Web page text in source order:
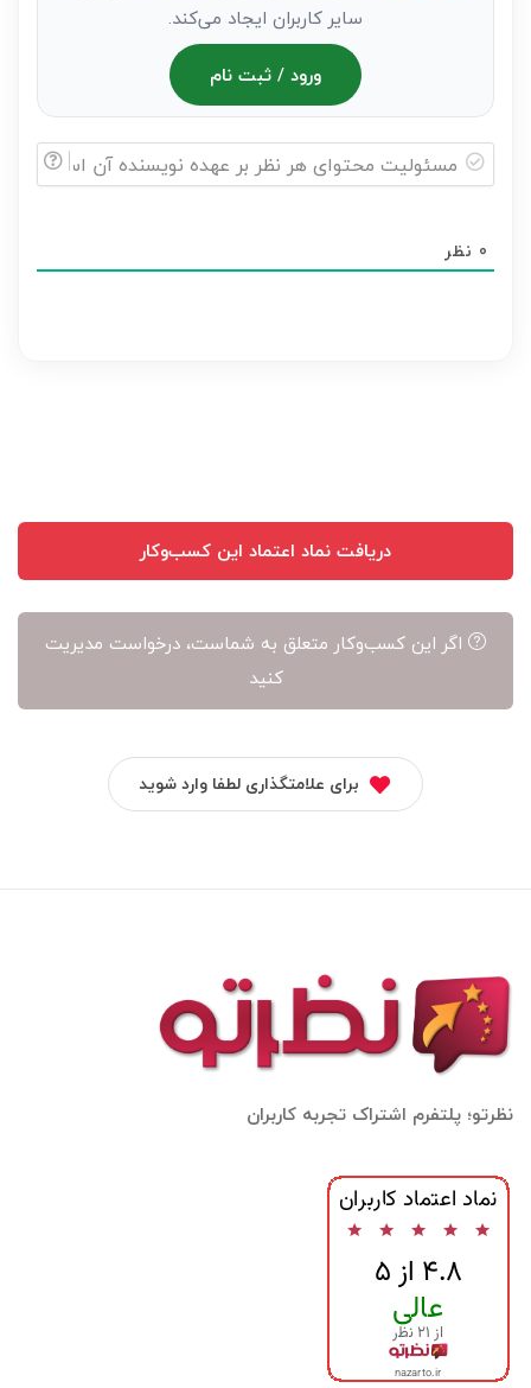
سایر کاربران ایجاد می‌کند.
ورود / ثبت نام
هر
0 نظر
دریافت نماد اعتماد این کسب‌وکار
اگر این کسب‌وکار متعلق به شماست، درخواست مدیریت
کنید
برای علامتگذاری لطفا وارد شوید
نظرتو؛ پلتفرم اشتراک تجربه کاربران